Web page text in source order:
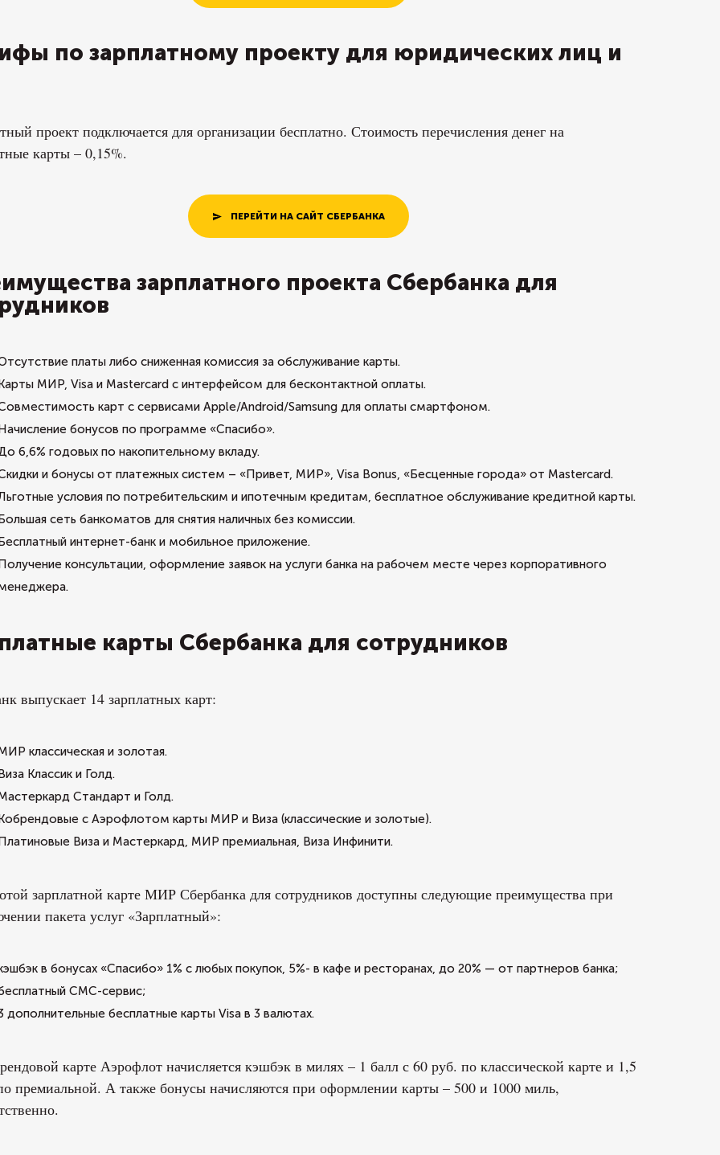
по зарплатному проекту для юридических лиц и
проект подключается для организации бесплатно. Стоимость перечисления денег на
карты – 0,15%.
ПЕРЕЙТИ НА САЙТ СБЕРБАНКА
зарплатного проекта Сбербанка для
платы либо сниженная комиссия за обслуживание карты.
МИР, Visa и Mastercard с интерфейсом для бесконтактной оплаты.
карт с сервисами Apple/Android/Samsung для оплаты смартфоном.
бонусов по программе «Спасибо».
6,6% годовых по накопительному вкладу.
и бонусы от платежных систем – «Привет, МИР», Visa Bonus, «Бесценные города» от Mastercard.
условия по потребительским и ипотечным кредитам, бесплатное обслуживание кредитной карты.
сеть банкоматов для снятия наличных без комиссии.
интернет-банк и мобильное приложение.
консультации, оформление заявок на услуги банка на рабочем месте через корпоративного
карты Сбербанка для сотрудников
выпускает 14 зарплатных карт:
классическая и золотая.
Классик и Голд.
Стандарт и Голд.
с Аэрофлотом карты МИР и Виза (классические и золотые).
Виза и Мастеркард, МИР премиальная, Виза Инфинити.
зарплатной карте МИР Сбербанка для сотрудников доступны следующие преимущества при
пакета услуг «Зарплатный»:
в бонусах «Спасибо» 1% с любых покупок, 5%- в кафе и ресторанах, до 20% — от партнеров банка;
СМС-сервис;
дополнительные бесплатные карты Visa в 3 валютах.
карте Аэрофлот начисляется кэшбэк в милях – 1 балл с 60 руб. по классической карте и 1,5
премиальной. А также бонусы начисляются при оформлении карты – 500 и 1000 миль,